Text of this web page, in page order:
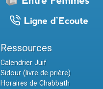
Ressources
Calendrier Juif
Sidour (livre de prière)
Horaires de Chabbath